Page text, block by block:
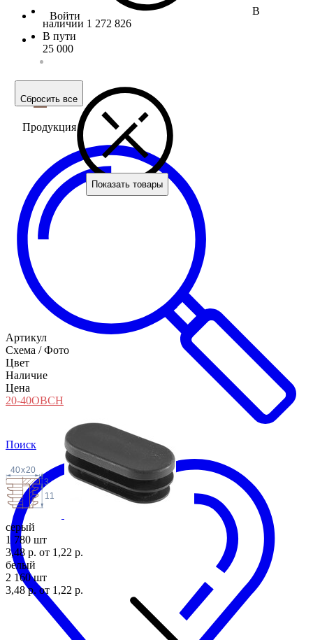
Войти
Продукция
Поиск
В
наличии 1 272 826
В пути
25 000
Сбросить все
Показать товары
Артикул
Схема / Фото
Цвет
Наличие
Цена
20-40ОВСН
3
11
20
x
40
серый
1 780 шт
3,48 р. от 1,22 р.
белый
2 160 шт
3,48 р. от 1,22 р.